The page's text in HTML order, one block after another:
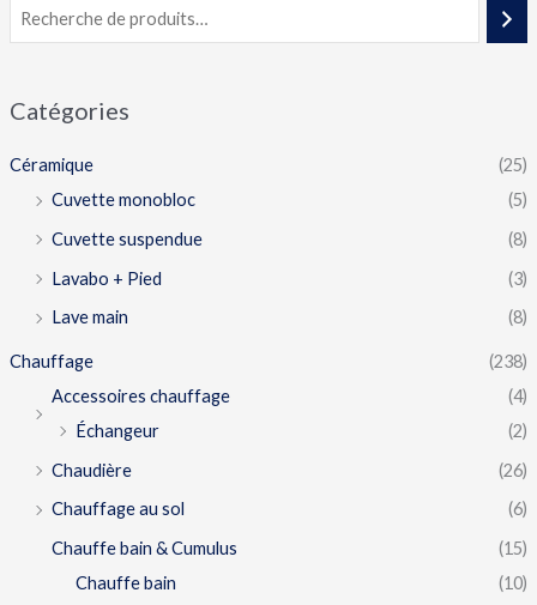
Catégories
Céramique
(25)
Cuvette monobloc
(5)
Cuvette suspendue
(8)
Lavabo + Pied
(3)
Lave main
(8)
Chauffage
(238)
Accessoires chauffage
(4)
Échangeur
(2)
Chaudière
(26)
Chauffage au sol
(6)
Chauffe bain & Cumulus
(15)
Chauffe bain
(10)